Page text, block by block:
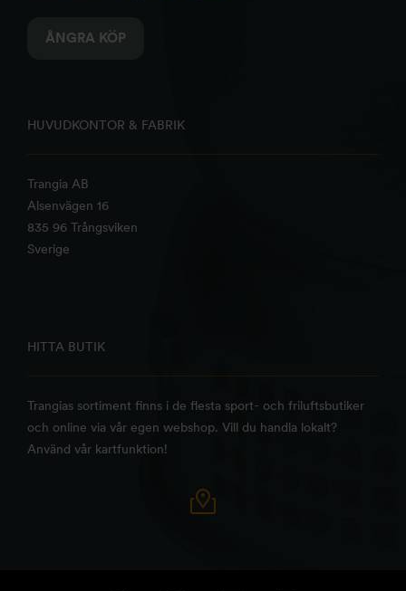
ÅNGRA KÖP
HUVUDKONTOR & FABRIK
Trangia AB
Alsenvägen 16
835 96 Trångsviken
Sverige
HITTA BUTIK
Trangias sortiment finns i de flesta sport- och friluftsbutiker
och online via vår egen webshop. Vill du handla lokalt?
Använd vår kartfunktion!